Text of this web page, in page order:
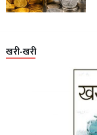
खरी-खरी